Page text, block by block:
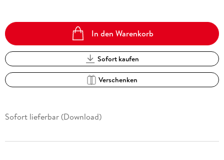
In den Warenkorb
Sofort kaufen
Verschenken
Sofort lieferbar (Download)